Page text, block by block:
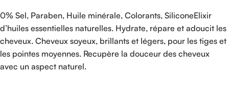
0% Sel, Paraben, Huile minérale, Colorants, SiliconeElixir
d’huiles essentielles naturelles. Hydrate, répare et adoucit les
cheveux. Cheveux soyeux, brillants et légers, pour les tiges et
les pointes moyennes. Recupère la douceur des cheveux
avec un aspect naturel.